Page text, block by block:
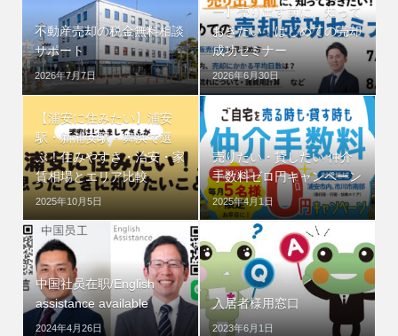
不動産売却の税金無料相談
サポート
2026年7月7日
ー】売り出す前に、知って
おきたい！はじめての売却
成功セミナー
2026年6月30日
【浦安に住みたい】浦安
駅・新浦安駅・舞浜で選
ぶ！住みやすさ・治安・家
賃相場とエリア比較
2025年10月5日
売りたい・貸したい 仲介
手数料ゼロ円キャンペーン
2025年4月1日
中国社员在职/English
assistance available
2024年4月26日
入居者様用窓口
2023年6月1日